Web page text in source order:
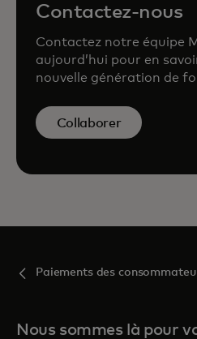
Contactez-nous
Contactez notre équipe
aujourd’hui pour en
nouvelle génération de
Collaborer
Paiements des
Nous sommes là pour